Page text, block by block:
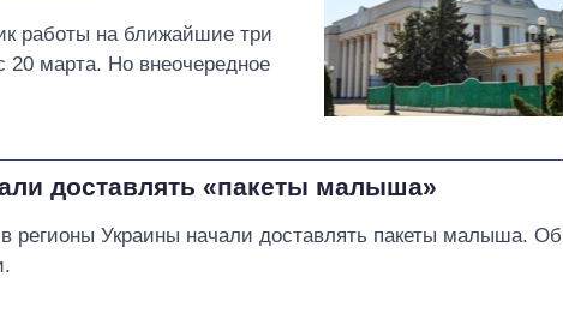
работы на ближайшие три
20 марта. Но внеочередное
доставлять «пакеты малыша»
регионы Украины начали доставлять пакеты малыша. Об